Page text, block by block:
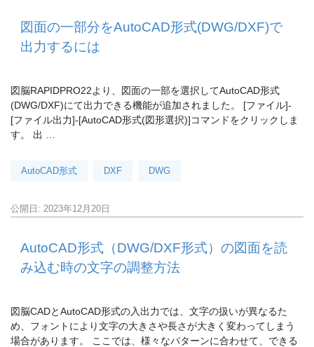
図面の一部分をAutoCAD形式(DWG/DXF)で
出力するには
図脳RAPIDPRO22より、図面の一部を選択してAutoCAD形式
(DWG/DXF)にて出力できる機能が追加されました。 [ファイル]-
[ファイル出力]-[AutoCAD形式(図形選択)]コマンドをクリックしま
す。 出 …
AutoCAD形式 DXF DWG
公開日: 2023年12月20日
AutoCAD形式（DWG/DXF形式）の図面を読
み込む時の文字の調整方法
図脳CADとAutoCAD形式の入出力では、文字の扱いが異なるた
め、フォントにより文字の大きさや長さが大きく変わってしまう
場合があります。 ここでは、様々なパターンに合わせて、できる